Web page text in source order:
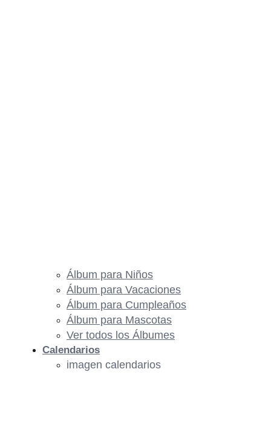
Álbum para Niños
Álbum para Vacaciones
Álbum para Cumpleaños
Álbum para Mascotas
Ver todos los Álbumes
Calendarios
imagen calendarios